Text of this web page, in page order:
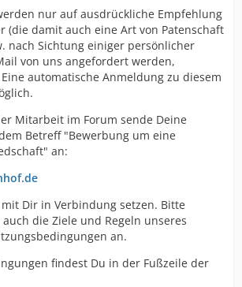
nur auf ausdrückliche Empfehlung
(die damit auch eine Art von Patenschaft
nach Sichtung einiger persönlicher
von uns angefordert werden,
automatische Anmeldung zu diesem
Mitarbeit im Forum sende Deine
Betreff "Bewerbung um eine
an:
Dir in Verbindung setzen. Bitte
die Ziele und Regeln unseres
an.
findest Du in der Fußzeile der